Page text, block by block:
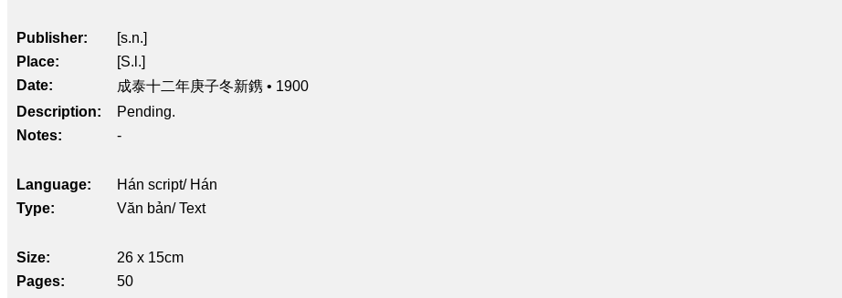
Publisher
[s.n.]
Place
[S.l.]
Date
成泰十二年庚子冬新鎸 • 1900
Description
Pending.
Notes
-
Language
Hán script/ Hán
Type
Văn bản/ Text
Size
26 x 15cm
Pages
50